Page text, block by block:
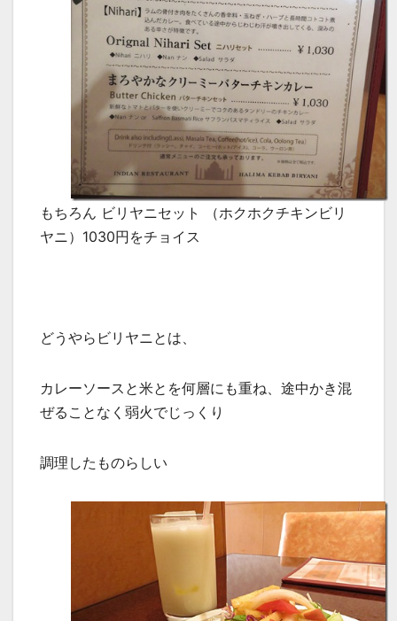
もちろん ビリヤニセット （ホクホクチキンビリ
ヤニ）1030円をチョイス
どうやらビリヤニとは、
カレーソースと米とを何層にも重ね、途中かき混
ぜることなく弱火でじっくり
調理したものらしい